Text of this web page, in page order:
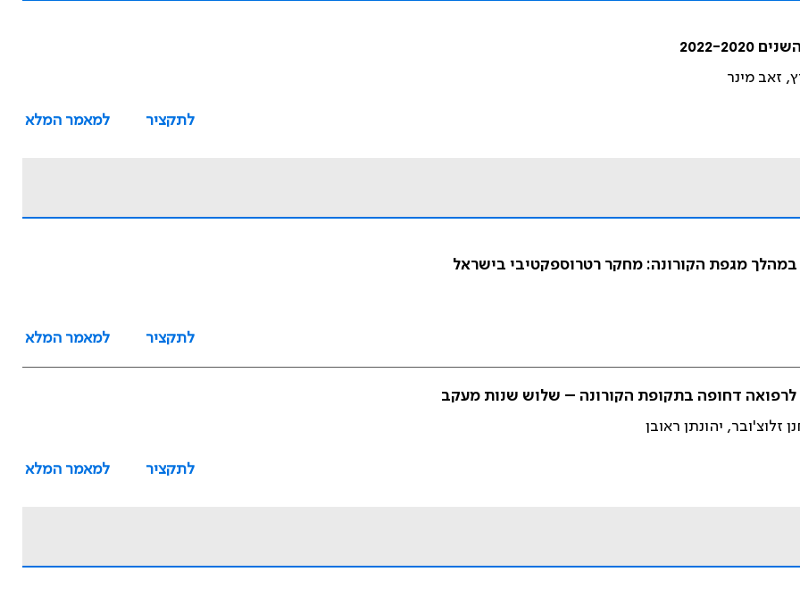
2020
זאב מינר
לתקציר למאמר המלא
מגפת הקורונה: מחקר רטרוספקטיבי בישראל
לתקציר למאמר המלא
דחופה בתקופת הקורונה – שלוש שנות מעקב
זלוצ'ובר, יהונתן ראובן
לתקציר למאמר המלא